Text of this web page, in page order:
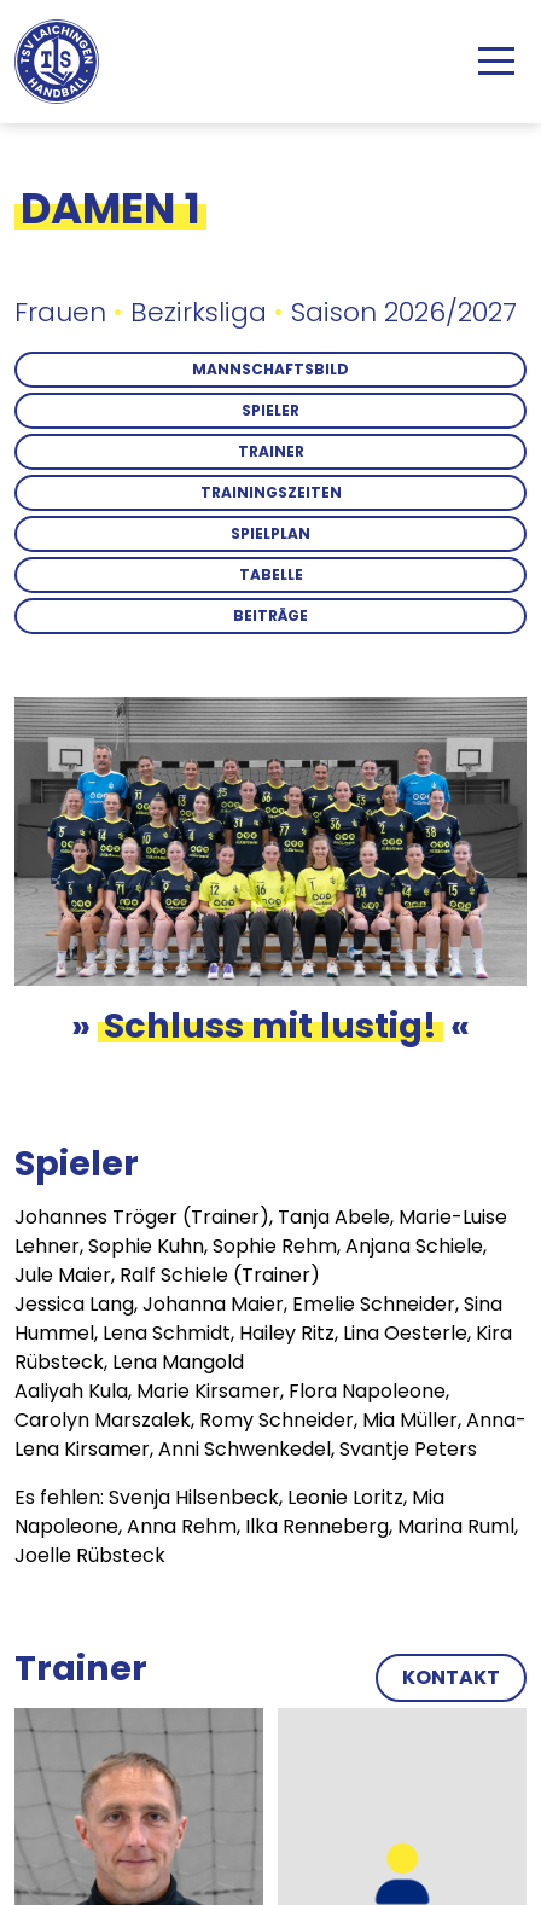
Direkt zum Inhalt
DAMEN 1
Frauen • Bezirksliga • Saison 2026/2027
MANNSCHAFTSBILD
SPIELER
TRAINER
TRAININGSZEITEN
SPIELPLAN
TABELLE
BEITRÄGE
Bild
» Schluss mit lustig! «
Spieler
Johannes Tröger (Trainer), Tanja Abele, Marie-Luise
Lehner, Sophie Kuhn, Sophie Rehm, Anjana Schiele,
Jule Maier, Ralf Schiele (Trainer)
Jessica Lang, Johanna Maier, Emelie Schneider, Sina
Hummel, Lena Schmidt, Hailey Ritz, Lina Oesterle, Kira
Rübsteck, Lena Mangold
Aaliyah Kula, Marie Kirsamer, Flora Napoleone,
Carolyn Marszalek, Romy Schneider, Mia Müller, Anna-
Lena Kirsamer, Anni Schwenkedel, Svantje Peters
Es fehlen: Svenja Hilsenbeck, Leonie Loritz, Mia
Napoleone, Anna Rehm, Ilka Renneberg, Marina Ruml,
Joelle Rübsteck
Trainer
KONTAKT
Bild